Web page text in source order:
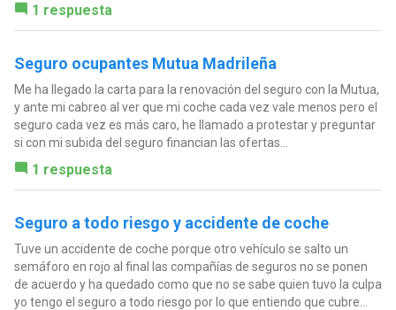
1 respuesta
Seguro ocupantes Mutua Madrileña
Me ha llegado la carta para la renovación del seguro con la Mutua,
y ante mi cabreo al ver que mi coche cada vez vale menos pero el
seguro cada vez es más caro, he llamado a protestar y preguntar
si con mi subida del seguro financian las ofertas...
1 respuesta
Seguro a todo riesgo y accidente de coche
Tuve un accidente de coche porque otro vehículo se salto un
semáforo en rojo al final las compañías de seguros no se ponen
de acuerdo y ha quedado como que no se sabe quien tuvo la culpa
yo tengo el seguro a todo riesgo por lo que entiendo que cubre...